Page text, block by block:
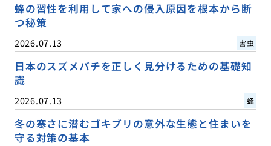
蜂の習性を利用して家への侵入原因を根本から断
つ秘策
2026.07.13 害虫
日本のスズメバチを正しく見分けるための基礎知
識
2026.07.13 蜂
冬の寒さに潜むゴキブリの意外な生態と住まいを
守る対策の基本